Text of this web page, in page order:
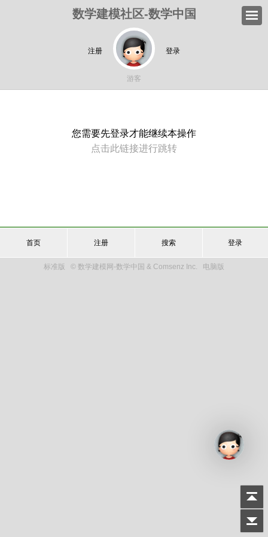
数学建模社区-数学中国
注册 登录
游客
您需要先登录才能继续本操作
点击此链接进行跳转
首页 注册 搜索 登录
标准版 © 数学建模网-数学中国 & Comsenz Inc. 电脑版